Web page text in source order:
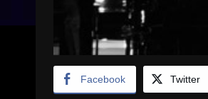
Facebook Twitter